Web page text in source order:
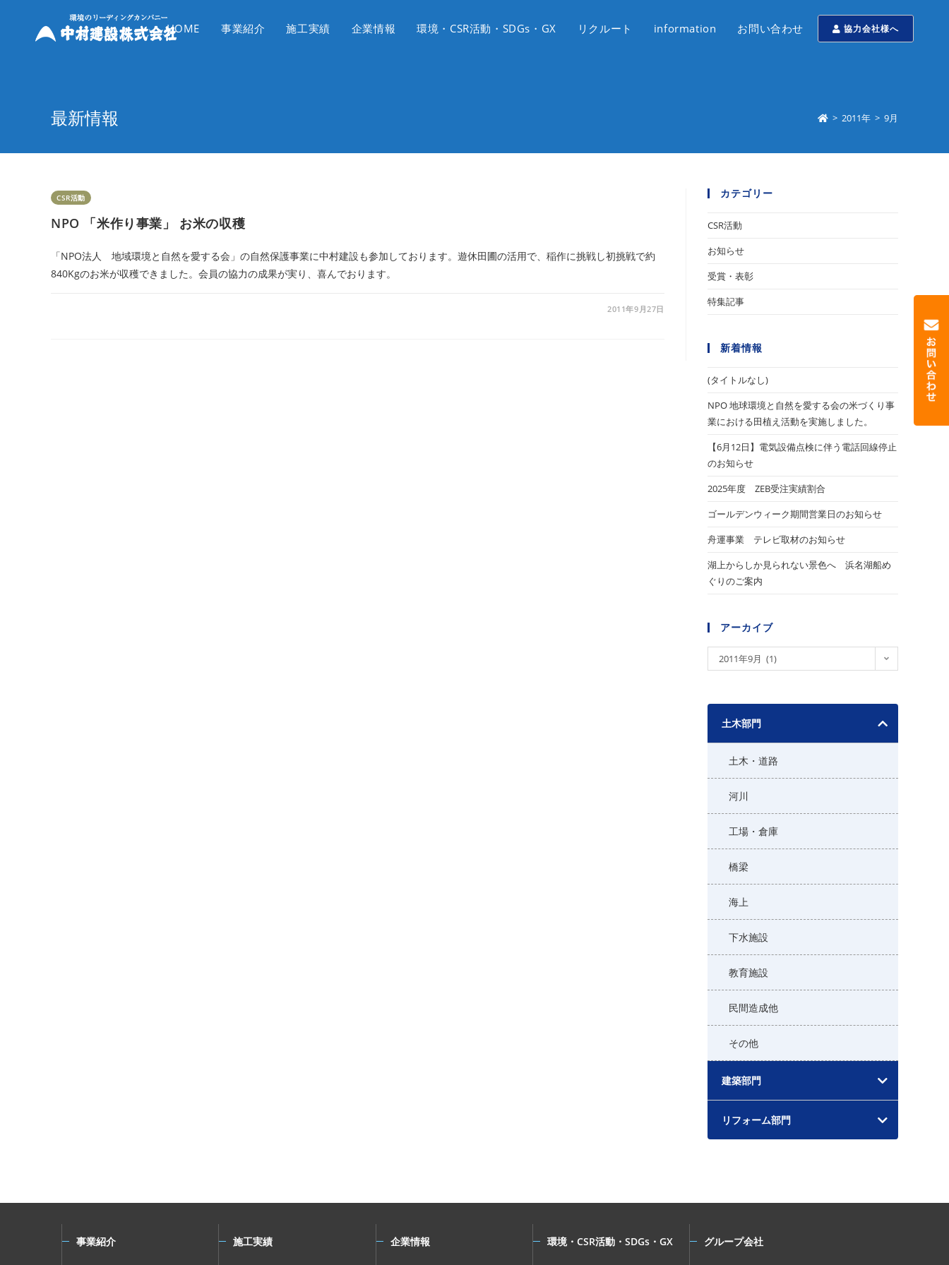
協力会社様へ
HOME 事業紹介 施工実績 企業情報 環境・CSR活動・SDGs・GX リクルート information お問い合わせ
最新情報 > 2011年 > 9月
CSR活動
NPO 「米作り事業」 お米の収穫
「NPO法人 地域環境と自然を愛する会」の自然保護事業に中村建設も参加しております。遊休田圃の活用で、稲作に挑戦し初挑戦で約
840Kgのお米が収穫できました。会員の協力の成果が実り、喜んでおります。
2011年9月27日
カテゴリー
CSR活動
お知らせ
受賞・表彰
特集記事
新着情報
(タイトルなし)
NPO 地球環境と自然を愛する会の米づくり事
業における田植え活動を実施しました。
【6月12日】電気設備点検に伴う電話回線停止
のお知らせ
2025年度 ZEB受注実績割合
ゴールデンウィーク期間営業日のお知らせ
舟運事業 テレビ取材のお知らせ
湖上からしか見られない景色へ 浜名湖船め
ぐりのご案内
アーカイブ
ー
イ
2011年9月 (1)
土木部門
土木・道路
河川
工場・倉庫
橋梁
海上
下水施設
教育施設
民間造成他
その他
建築部門
リフォーム部門
事業紹介 施工実績 企業情報 環境・CSR活動・SDGs・GX グループ会社